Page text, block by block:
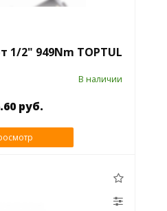
1/2" 949Nm TOPTUL
В наличии
руб.